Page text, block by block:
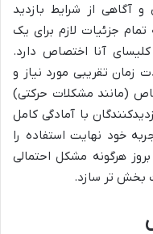
آگاهی از شرایط بازدید
جزئیات لازم برای یک
آنا اختصاص دارد.
زمان تقریبی مورد نیاز و
(مانند مشکلات حرکتی)
با آمادگی کامل
خود نهایت استفاده را
هرگونه مشکل احتمالی
بخش تر سازد.